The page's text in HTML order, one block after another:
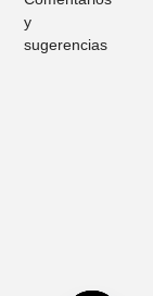
y
sugerencias